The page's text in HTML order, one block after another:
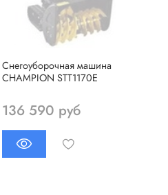
Снегоуборочная машина
CHAMPION STT1170E
136 590 руб